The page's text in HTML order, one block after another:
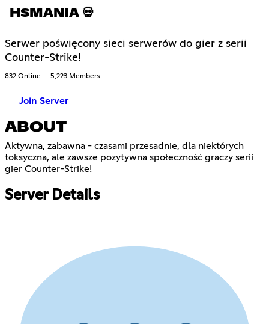
HSMANIA 💀
Serwer poświęcony sieci serwerów do gier z serii
Counter-Strike!
832 Online 5,223 Members
Join Server
ABOUT
Aktywna, zabawna - czasami przesadnie, dla niektórych
toksyczna, ale zawsze pozytywna społeczność graczy serii
gier Counter-Strike!
Server Details